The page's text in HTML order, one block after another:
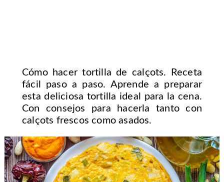
Cómo hacer tortilla de calçots. Receta
fácil paso a paso. Aprende a preparar
esta deliciosa tortilla ideal para la cena.
Con consejos para hacerla tanto con
calçots frescos como asados.